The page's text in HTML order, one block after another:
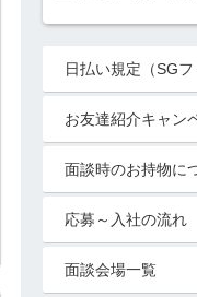
お友達紹介キャン
面談時のお持物に
応募～入社の流れ
面談会場一覧